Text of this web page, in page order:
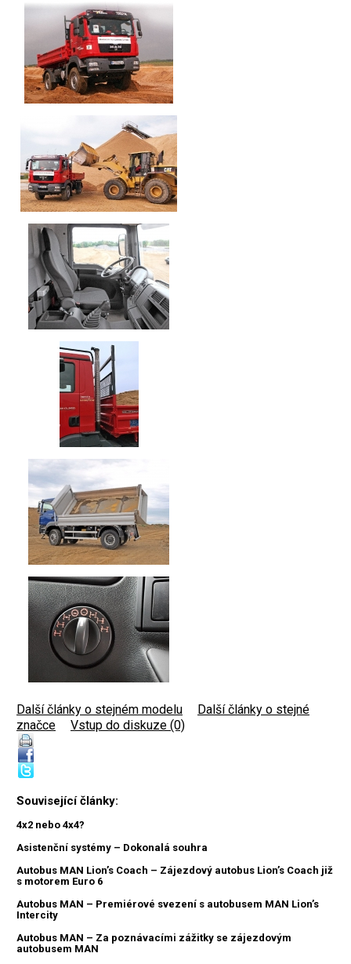
Další články o stejném modelu
Další články o stejné
značce
Vstup do diskuze (0)
Související články:
4x2 nebo 4x4?
Asistenční systémy – Dokonalá souhra
Autobus MAN Lion’s Coach – Zájezdový autobus Lion’s Coach již
s motorem Euro 6
Autobus MAN – Premiérové svezení s autobusem MAN Lion’s
Intercity
Autobus MAN – Za poznávacími zážitky se zájezdovým
autobusem MAN